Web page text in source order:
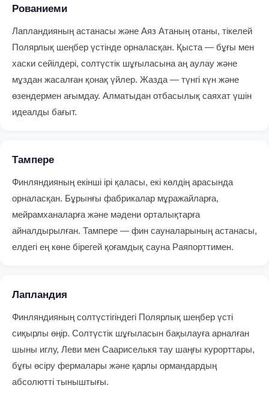
Рованиеми
Лапландияның астанасы және Аяз Атаның отаны, тікелей
Полярлық шеңбер үстінде орналасқан. Қыста — бұғы мен
хаски сейілдері, солтүстік шұғыласына аң аулау және
мұздан жасалған қонақ үйлер. Жазда — түнгі күн және
өзендермен ағымдау. Алматыдан отбасылық саяхат үшін
идеалды бағыт.
Тампере
Финляндияның екінші ірі қаласы, екі көлдің арасында
орналасқан. Бұрынғы фабрикалар мұражайларға,
мейрамханаларға және мәдени орталықтарға
айналдырылған. Тампере — фин сауналарының астанасы,
елдегі ең көне бірегей қоғамдық сауна Раяпорттимен.
Лапландия
Финляндияның солтүстігіндегі Полярлық шеңбер үсті
сиқырлы өңір. Солтүстік шұғыласын бақылауға арналған
шыны иглу, Леви мен Саариселькя тау шаңғы курорттары,
бұғы өсіру фермалары және қарлы ормандардың
абсолютті тыныштығы.